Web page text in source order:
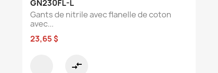
GN230FL-L
Gants de nitrile avec flanelle de coton
avec...
23,65 $
compare_arrows